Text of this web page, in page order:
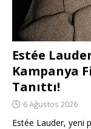
Estée
Kampanya
Tanıttı!
6 Ağustos 2026
Estée Lauder, yeni